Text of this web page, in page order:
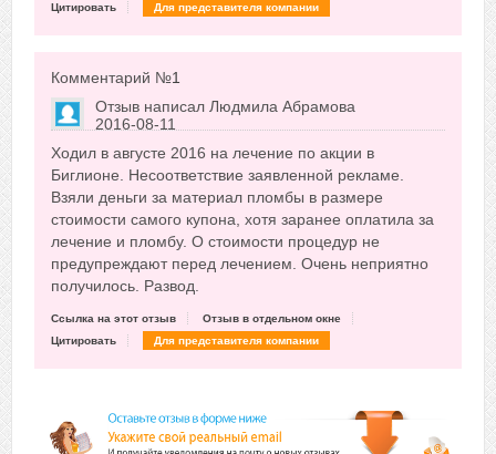
Цитировать
Для представителя компании
Комментарий №1
Отзыв написал Людмила Абрамова
2016-08-11
+2
Сказать друзьям об отзыве
Ходил в августе 2016 на лечение по акции в
Биглионе. Несоответствие заявленной рекламе.
Взяли деньги за материал пломбы в размере
стоимости самого купона, хотя заранее оплатила за
лечение и пломбу. О стоимости процедур не
предупреждают перед лечением. Очень неприятно
получилось. Развод.
Ссылка на этот отзыв
Отзыв в отдельном окне
Цитировать
Для представителя компании